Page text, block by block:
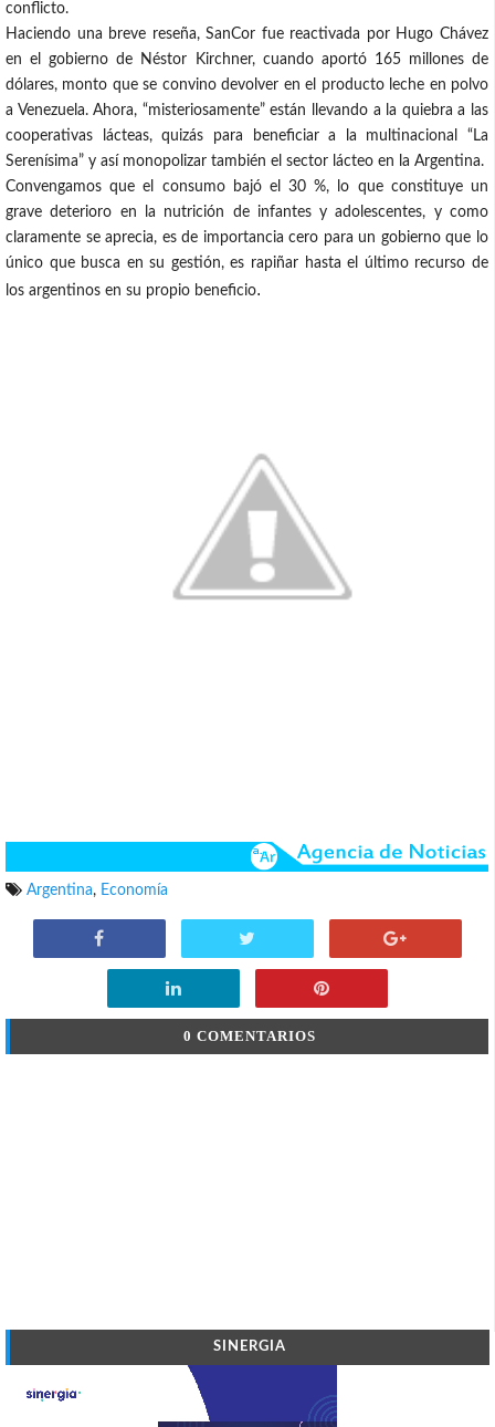
conflicto.
Haciendo una breve reseña, SanCor fue reactivada por Hugo Chávez
en el gobierno de Néstor Kirchner, cuando aportó 165 millones de
dólares, monto que se convino devolver en el producto leche en polvo
a Venezuela. Ahora, “misteriosamente” están llevando a la quiebra a las
cooperativas lácteas, quizás para beneficiar a la multinacional “La
Serenísima” y así monopolizar también el sector lácteo en la Argentina.
Convengamos que el consumo bajó el 30 %, lo que constituye un
grave deterioro en la nutrición de infantes y adolescentes, y como
claramente se aprecia, es de importancia cero para un gobierno que lo
único que busca en su gestión, es rapiñar hasta el último recurso de
los argentinos en su propio beneficio.
Argentina, Economía
0 COMENTARIOS
SINERGIA